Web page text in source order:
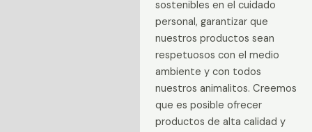
sostenibles en el cuidado
personal, garantizar que
nuestros productos sean
respetuosos con el medio
ambiente y con todos
nuestros animalitos. Creemos
que es posible ofrecer
productos de alta calidad y